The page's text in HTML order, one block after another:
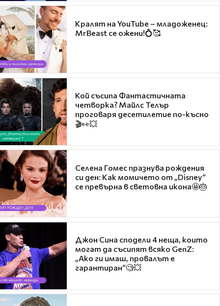
Кралят на YouTube – младоженец:
MrBeast се ожени!💍🥰
Кой съсипа Фантастичната
четворка? Майлс Телър
проговаря десетилетие по-късно
🎬👀💥
Селена Гомес празнува рождения
си ден: Как момичето от „Disney“
се превърна в световна икона🤩🎂
Джон Сина сподели 4 неща, които
могат да съсипят всяко GenZ:
„Ако ги имаш, провалът е
гарантиран“🧐💥